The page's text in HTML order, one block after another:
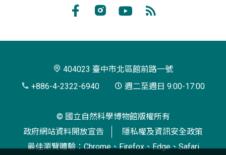
博
閱
404023 臺中市北區館前路一號
+886-4-2322-6940
週二至週日 9:00-17:00
© 國立自然科學博物館版權所有
政府網站資料開放宣告
隱私權及資訊安全政策
最佳瀏覽體驗：Chrome、Firefox、Edge、Safari